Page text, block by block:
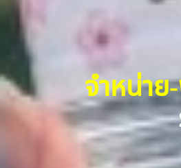
จำหน่า